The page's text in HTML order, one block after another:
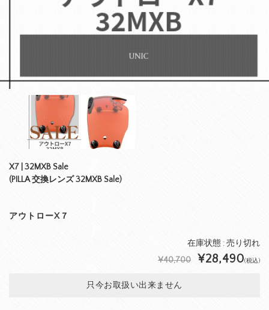
X7 | 32MXB Sale
(PILLA 交換レンズ 32MXB Sale)
アウトローX７
在庫状態 : 売り切れ
¥40,700
¥28,490(税込)
只今お取扱い出来ません